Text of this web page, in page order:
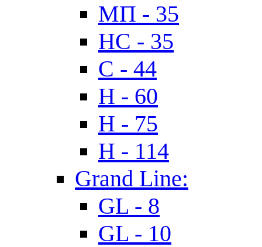
МП - 35
HC - 35
C - 44
H - 60
H - 75
H - 114
Grand Line:
GL - 8
GL - 10